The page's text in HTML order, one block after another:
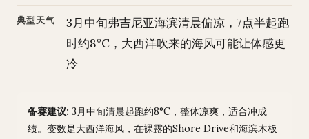
典型天气
3月中旬弗吉尼亚海滨清晨偏凉，7点半起跑
时约8°C，大西洋吹来的海风可能让体感更
冷
备赛建议: 3月中旬清晨起跑约8°C，整体凉爽，适合冲成
绩。变数是大西洋海风，在裸露的Shore Drive和海滨木板